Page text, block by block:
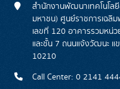
สำนักงานพัฒนาเทคโนโล
มหาชน) ศูนย์ราชการเฉลิ
เลขที่ 120 อาคารรวมหน่
และชั้น 7 ถนนแจ้งวัฒนะ
10210
Call Center: 0 2141